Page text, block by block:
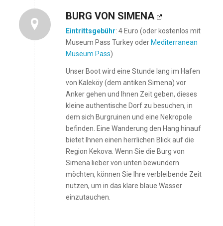
BURG VON SIMENA
Eintrittsgebühr: 4 Euro (oder kostenlos mit
Museum Pass Turkey oder Mediterranean
Museum Pass)
Unser Boot wird eine Stunde lang im Hafen
von Kaleköy (dem antiken Simena) vor
Anker gehen und Ihnen Zeit geben, dieses
kleine authentische Dorf zu besuchen, in
dem sich Burgruinen und eine Nekropole
befinden. Eine Wanderung den Hang hinauf
bietet Ihnen einen herrlichen Blick auf die
Region Kekova. Wenn Sie die Burg von
Simena lieber von unten bewundern
möchten, können Sie Ihre verbleibende Zeit
nutzen, um in das klare blaue Wasser
einzutauchen.